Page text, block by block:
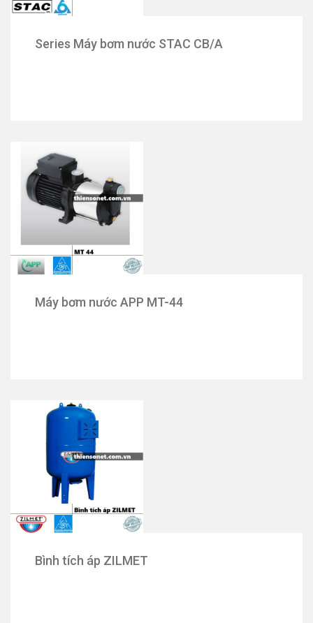
Series Máy bơm nước STAC CB/A
Máy bơm nước APP MT-44
Bình tích áp ZILMET